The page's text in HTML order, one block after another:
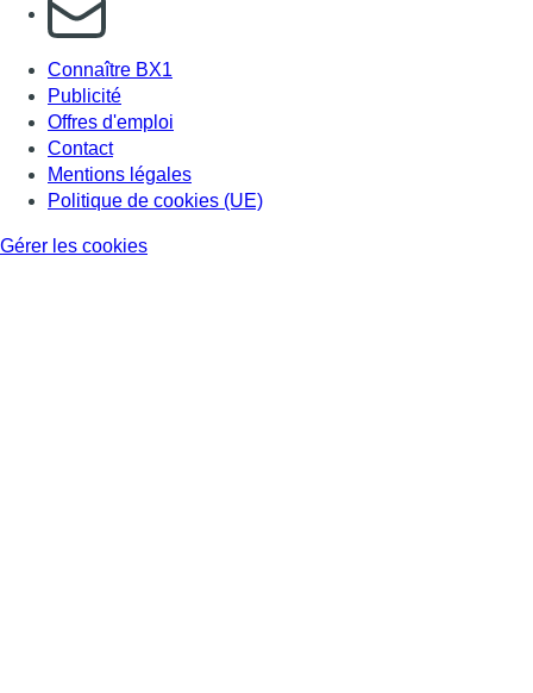
Connaître BX1
Publicité
Offres d'emploi
Contact
Mentions légales
Politique de cookies (UE)
Gérer les cookies